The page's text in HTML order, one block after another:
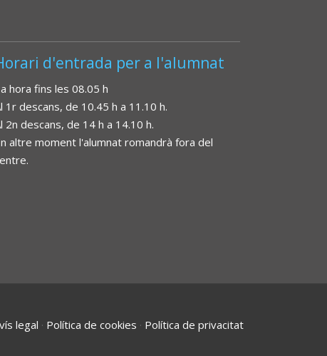
d'entrada per a l'alumnat
hora fins les 08.05 h
1r descans, de 10.45 h a 11.10 h.
2n descans, de 14 h a 14.10 h.
altre moment l'alumnat romandrà fora del
legal · Política de cookies · Política de privacitat